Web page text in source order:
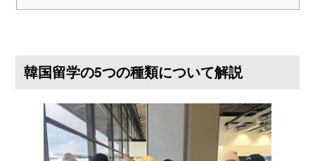
韓国留学の5つの種類について解説